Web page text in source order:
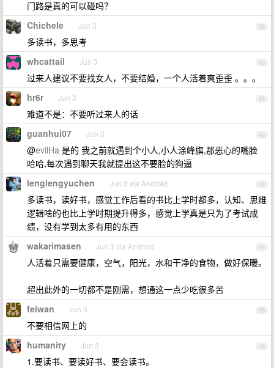
门路是真的可以碰吗？
39
Chichele Jun 3
多读书，多思考
40
whcattail Jun 3
过来人建议不要找女人，不要结婚，一个人活着爽歪歪 。。。
41
hr6r Jun 3
难道不是：不要听过来人的话
42
guanhui07 Jun 3
@evilHa 是的 我之前就遇到个小人,小人涂峰旗,那恶心的嘴脸
哈哈,每次遇到聊天我就提出这不要脸的狗逼
43
lenglengyuchen Jun 3 via Android
多读书，读好书，感觉工作后看的书比上学时都多，认知、思维
逻辑啥的也比上学时期提升得多，感觉上学真是只为了考试成
绩，没有学到太多有用的东西
44
wakarimasen Jun 3 via Android
人活着只需要健康，空气，阳光，水和干净的食物，做好保暖。
超出此外的一切都不是刚需，想通这一点少吃很多苦
45
feiwan Jun 3
不要相信网上的
46
humanity Jun 3
1.要读书、要读好书、要会读书。